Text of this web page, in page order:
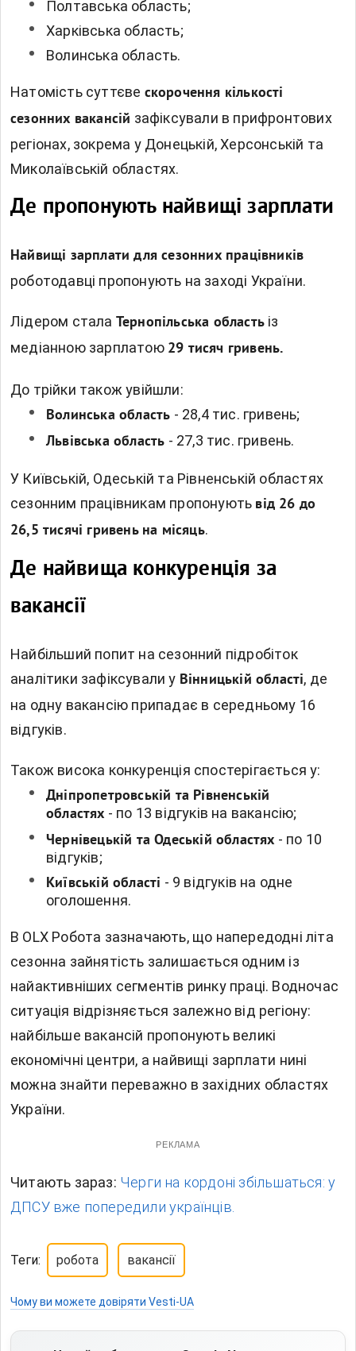
Полтавська область;
Харківська область;
Волинська область.
Натомість суттєве скорочення кількості
сезонних вакансій зафіксували в прифронтових
регіонах, зокрема у Донецькій, Херсонській та
Миколаївській областях.
Де пропонують найвищі зарплати
Найвищі зарплати для сезонних працівників
роботодавці пропонують на заході України.
Лідером стала Тернопільська область із
медіанною зарплатою 29 тисяч гривень.
До трійки також увійшли:
Волинська область - 28,4 тис. гривень;
Львівська область - 27,3 тис. гривень.
У Київській, Одеській та Рівненській областях
сезонним працівникам пропонують від 26 до
26,5 тисячі гривень на місяць.
Де найвища конкуренція за
вакансії
Найбільший попит на сезонний підробіток
аналітики зафіксували у Вінницькій області, де
на одну вакансію припадає в середньому 16
відгуків.
Також висока конкуренція спостерігається у:
Дніпропетровській та Рівненській
областях - по 13 відгуків на вакансію;
Чернівецькій та Одеській областях - по 10
відгуків;
Київській області - 9 відгуків на одне
оголошення.
В OLX Робота зазначають, що напередодні літа
сезонна зайнятість залишається одним із
найактивніших сегментів ринку праці. Водночас
ситуація відрізняється залежно від регіону:
найбільше вакансій пропонують великі
економічні центри, а найвищі зарплати нині
можна знайти переважно в західних областях
України.
РЕКЛАМА
Читають зараз: Черги на кордоні збільшаться: у
ДПСУ вже попередили українців.
Теги: робота вакансії
Чому ви можете довіряти Vesti-UA